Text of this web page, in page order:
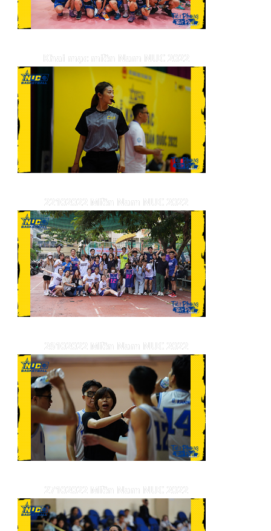
Khai mạc miền Nam NUC 2022
22102022 Miền Nam NUC 2022
26102022 Miền Nam NUC 2022
27102022 Miền Nam NUC 2022